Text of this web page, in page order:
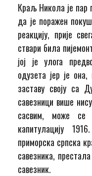
Краљ Никола је пар
да је поражен
реакцију, прије
ствари била
јој је улога
одузета јер је
заставу своју са
савезници више
сасвим, може се
капитулацију
приморска српска
савезника,
савезник.